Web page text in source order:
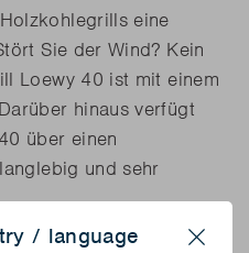
eine
Sie der Wind? Kein
Loewy 40 ist mit einem
hinaus verfügt
über einen
und sehr
/ language